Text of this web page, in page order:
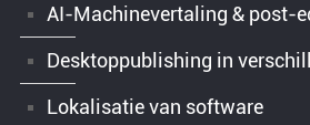
AI-Machinevertaling & post-
Desktoppublishing in
Lokalisatie van software